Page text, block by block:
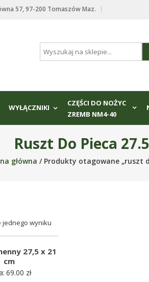
57, 97-200 Tomaszów Maz.
WYŁĄCZNIKI
CZĘŚCI DO NOŻYC
ZREMB NM4-40
Ruszt Do Pieca
główna / Produkty otagowane „ruszt
jednego wyniku
27,5 x 21
cm
69.00 zł